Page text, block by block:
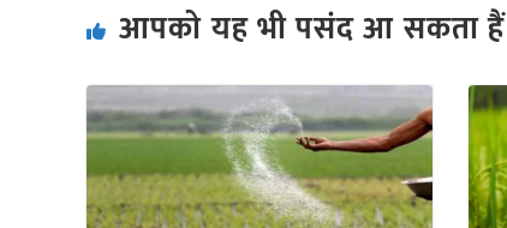
आपको यह भी पसंद आ सकता हैं